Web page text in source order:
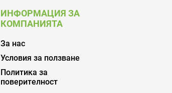
ИНФОРМАЦИЯ ЗА
КОМПАНИЯТА
За нас
Условия за ползване
Политика за
поверителност